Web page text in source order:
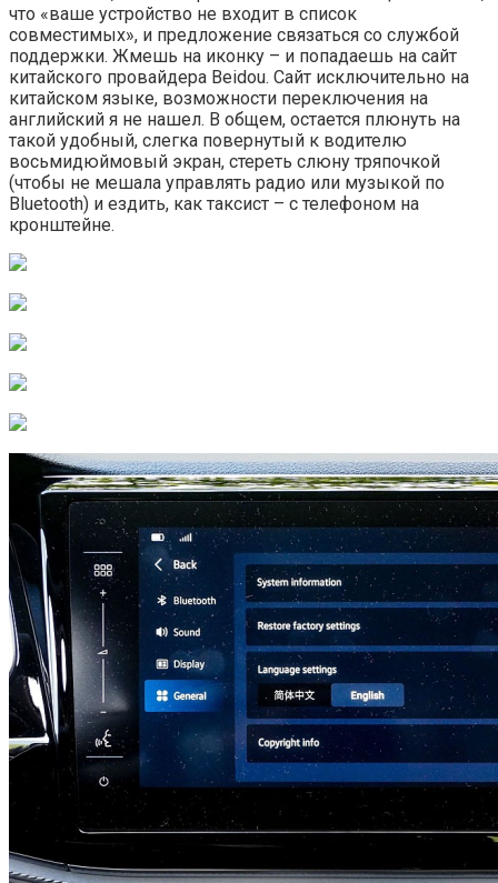
что «ваше устройство не входит в список
совместимых», и предложение связаться со службой
поддержки. Жмешь на иконку – и попадаешь на сайт
китайского провайдера Beidou. Сайт исключительно на
китайском языке, возможности переключения на
английский я не нашел. В общем, остается плюнуть на
такой удобный, слегка повернутый к водителю
восьмидюймовый экран, стереть слюну тряпочкой
(чтобы не мешала управлять радио или музыкой по
Bluetooth) и ездить, как таксист – с телефоном на
кронштейне.